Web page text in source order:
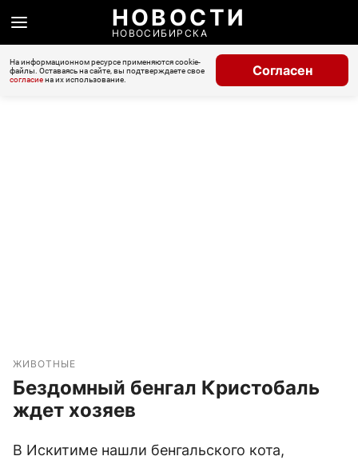
НОВОСТИ
НОВОСИБИРСКА
На информационном ресурсе применяются cookie-
файлы. Оставаясь на сайте, вы подтверждаете свое
согласиена их использование.
Согласен
ЖИВОТНЫЕ
Бездомный бенгал Кристобаль
ждет хозяев
В Искитиме нашли бенгальского кота,